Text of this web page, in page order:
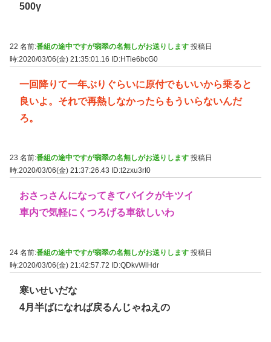
500γ
22 名前:番組の途中ですが翡翠の名無しがお送りします 投稿日
時:2020/03/06(金) 21:35:01.16 ID:HTie6bcG0
一回降りて一年ぶりぐらいに原付でもいいから乗ると
良いよ。それで再熱しなかったらもういらないんだ
ろ。
23 名前:番組の途中ですが翡翠の名無しがお送りします 投稿日
時:2020/03/06(金) 21:37:26.43
ID:t2zxu3rI0
おさっさんになってきてバイクがキツイ
車内で気軽にくつろげる車欲しいわ
24 名前:番組の途中ですが翡翠の名無しがお送りします 投稿日
時:2020/03/06(金) 21:42:57.72 ID:QDkvWlHdr
寒いせいだな
4月半ばになれば戻るんじゃねえの